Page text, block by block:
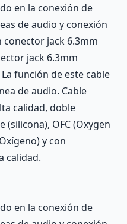
en la conexión de
de audio y conexión
jack 6.3mm
jack 6.3mm
función de este cable
de audio. Cable
calidad, doble
OFC (Oxygen
y con
calidad.
en la conexión de